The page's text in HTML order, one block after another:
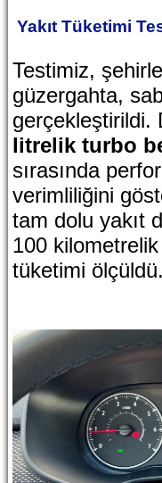
Yakıt Tüketimi
Testimiz,
güzergahta,
gerçekleştirildi.
litrelik turbo
sırasında
verimliliğini
tam dolu yakıt
100
tüketimi ölçüldü.